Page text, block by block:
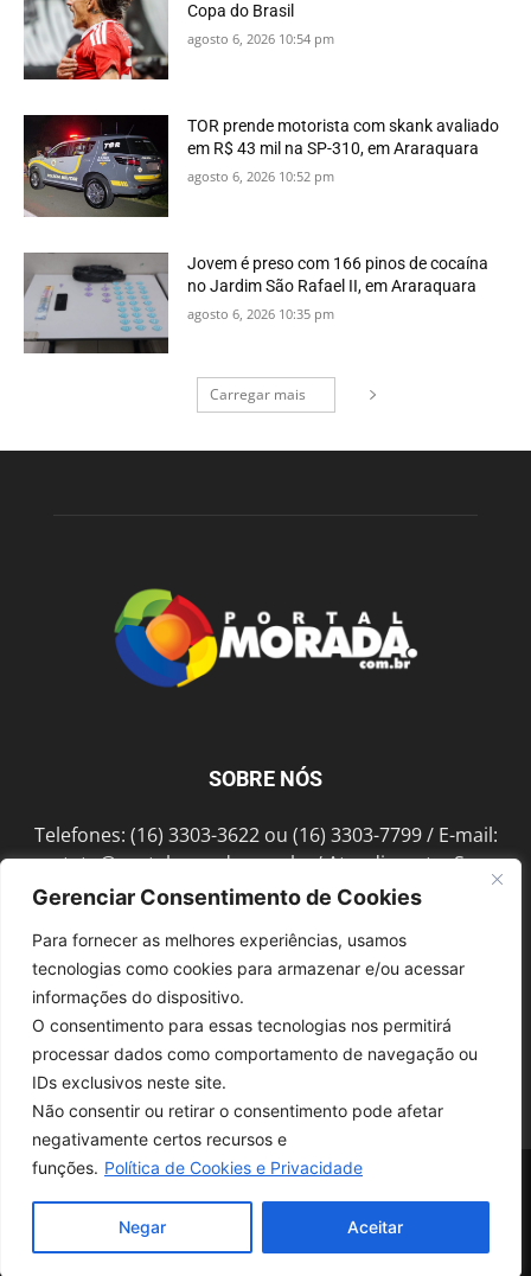
Gerenciar Consentimento de Cookies
Para fornecer as melhores experiências, usamos
tecnologias como cookies para armazenar e/ou acessar
informações do dispositivo.
O consentimento para essas tecnologias nos permitirá
processar dados como comportamento de navegação ou
IDs exclusivos neste site.
Não consentir ou retirar o consentimento pode afetar
negativamente certos recursos e
funções. Política de Cookies e Privacidade
Negar Aceitar
Copa do Brasil
agosto 6, 2026 10:54 pm
TOR prende motorista com skank avaliado
em R$ 43 mil na SP-310, em Araraquara
agosto 6, 2026 10:52 pm
Jovem é preso com 166 pinos de cocaína
no Jardim São Rafael II, em Araraquara
agosto 6, 2026 10:35 pm
Carregar mais
SOBRE NÓS
Telefones: (16) 3303-3622 ou (16) 3303-7799 / E-mail:
contato@portalmorada.com.br/ Atendimento: Seg a
Sex das 8h às 18h / Endereço: Av. Bento de Abreu, 889
SIGA-NOS
© 1997-2022, GRUPO ROBERTO MONTORO É proibida a reprodução do
conteúdo em qualquer meio de comunicação, eletrônico ou impresso,
Desenvolvido pelaSoloWeb.com.br